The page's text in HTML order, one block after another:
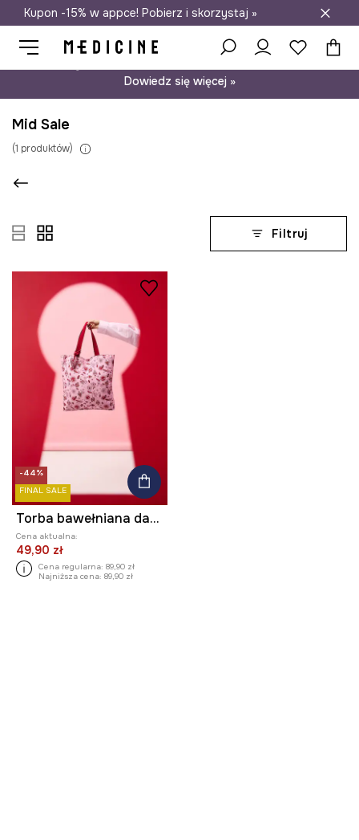
Darmowa dostawa do salonów
Kupon -15% w appce! Pobierz i skorzystaj »
Dowiedz się więcej »
Mid Sale
(1 produktów)
Filtruj
-44%
FINAL SALE
Torba bawełniana damska z kolekcji Valentine’s Day
Cena aktualna:
49,90 zł
Cena regularna: 89,90 zł
Najniższa cena: 89,90 zł